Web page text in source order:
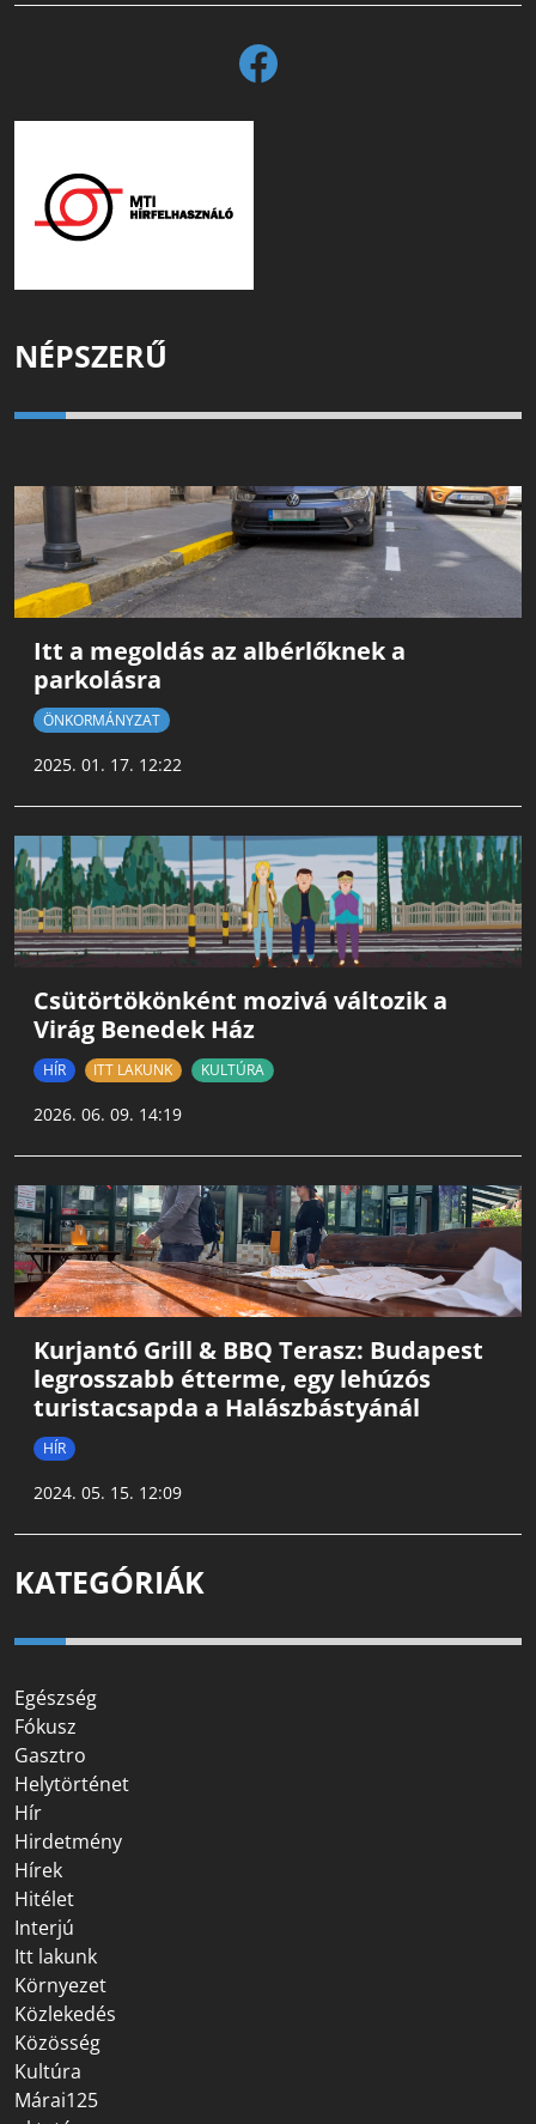
NÉPSZERŰ
Itt a megoldás az albérlőknek a
parkolásra
ÖNKORMÁNYZAT
2025. 01. 17. 12:22
Csütörtökönként mozivá változik a
Virág Benedek Ház
HÍR ITT LAKUNK KULTÚRA
2026. 06. 09. 14:19
Kurjantó Grill & BBQ Terasz: Budapest
legrosszabb étterme, egy lehúzós
turistacsapda a Halászbástyánál
HÍR
2024. 05. 15. 12:09
KATEGÓRIÁK
Egészség
Fókusz
Gasztro
Helytörténet
Hír
Hirdetmény
Hírek
Hitélet
Interjú
Itt lakunk
Környezet
Közlekedés
Közösség
Kultúra
Márai125